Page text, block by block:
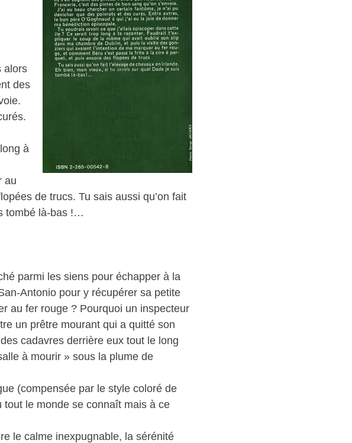
alors
des
à
au
de trucs. Tu sais aussi qu’on fait
tombé là-bas !…
parmi les siens pour échapper à la
Antonio pour y récupérer sa petite
au fer rouge ? Pourquoi un inspecteur
un prêtre mourant qui a quitté son
cadavres derrière eux tout le long
à mourir » sous la plume de
(compensée par le style coloré de
tout le monde se connaît mais à ce
le calme inexpugnable, la sérénité